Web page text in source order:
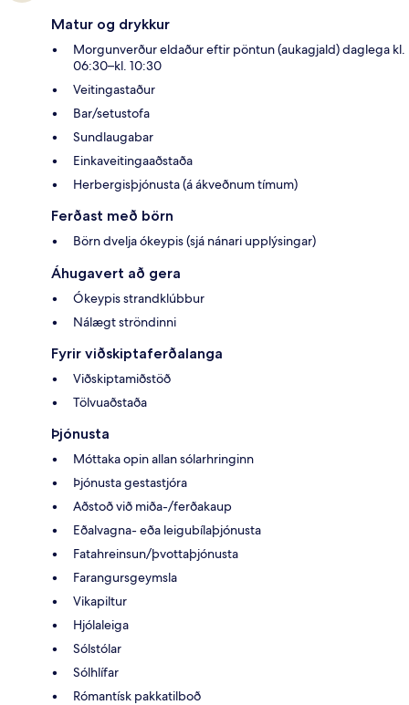
Matur og drykkur
Morgunverður eldaður eftir pöntun (aukagjald) daglega kl.
06:30–kl. 10:30
Veitingastaður
Bar/setustofa
Sundlaugabar
Einkaveitingaaðstaða
Herbergisþjónusta (á ákveðnum tímum)
Ferðast með börn
Börn dvelja ókeypis (sjá nánari upplýsingar)
Áhugavert að gera
Ókeypis strandklúbbur
Nálægt ströndinni
Fyrir viðskiptaferðalanga
Viðskiptamiðstöð
Tölvuaðstaða
Þjónusta
Móttaka opin allan sólarhringinn
Þjónusta gestastjóra
Aðstoð við miða-/ferðakaup
Eðalvagna- eða leigubílaþjónusta
Fatahreinsun/þvottaþjónusta
Farangursgeymsla
Vikapiltur
Hjólaleiga
Sólstólar
Sólhlífar
Rómantísk pakkatilboð